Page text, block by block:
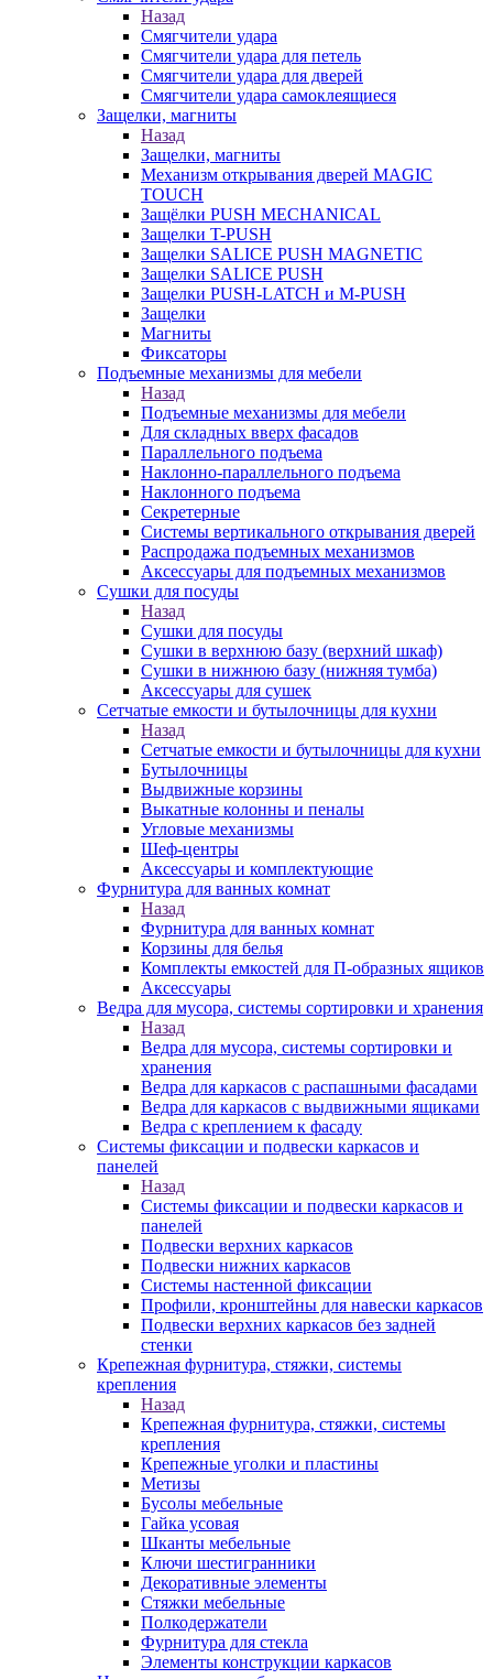
Назад
Смягчители удара
Смягчители удара для петель
Смягчители удара для дверей
Cмягчители удара самоклеящиеся
Защелки, магниты
Назад
Защелки, магниты
Механизм открывания дверей MAGIC
TOUCH
Защёлки PUSH MECHANICAL
Защелки T-PUSH
Защелки SALICE PUSH MAGNETIC
Защелки SALICE PUSH
Защелки PUSH-LATCH и M-PUSH
Защелки
Магниты
Фиксаторы
Подъемные механизмы для мебели
Назад
Подъемные механизмы для мебели
Для складных вверх фасадов
Параллельного подъема
Наклонно-параллельного подъема
Наклонного подъема
Секретерные
Системы вертикального открывания дверей
Распродажа подъемных механизмов
Аксессуары для подъемных механизмов
Сушки для посуды
Назад
Сушки для посуды
Сушки в верхнюю базу (верхний шкаф)
Сушки в нижнюю базу (нижняя тумба)
Аксессуары для сушек
Сетчатые емкости и бутылочницы для кухни
Назад
Сетчатые емкости и бутылочницы для кухни
Бутылочницы
Выдвижные корзины
Выкатные колонны и пеналы
Угловые механизмы
Шеф-центры
Аксессуары и комплектующие
Фурнитура для ванных комнат
Назад
Фурнитура для ванных комнат
Корзины для белья
Комплекты емкостей для П-образных ящиков
Аксессуары
Ведра для мусора, системы сортировки и хранения
Назад
Ведра для мусора, системы сортировки и
хранения
Ведра для каркасов с распашными фасадами
Ведра для каркасов с выдвижными ящиками
Ведра с креплением к фасаду
Системы фиксации и подвески каркасов и
панелей
Назад
Системы фиксации и подвески каркасов и
панелей
Подвески верхних каркасов
Подвески нижних каркасов
Системы настенной фиксации
Профили, кронштейны для навески каркасов
Подвески верхних каркасов без задней
стенки
Крепежная фурнитура, стяжки, системы
крепления
Назад
Крепежная фурнитура, стяжки, системы
крепления
Крепежные уголки и пластины
Метизы
Бусолы мебельные
Гайка усовая
Шканты мебельные
Ключи шестигранники
Декоративные элементы
Стяжки мебельные
Полкодержатели
Фурнитура для стекла
Элементы конструкции каркасов